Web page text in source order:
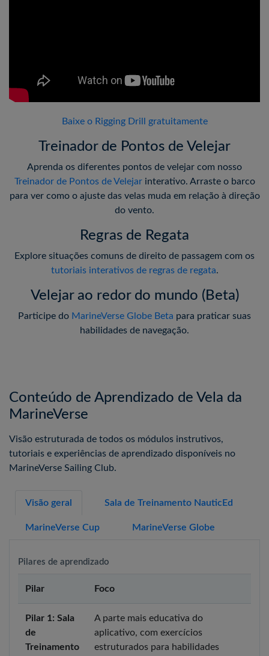
Baixe o Rigging Drill gratuitamente
Treinador de Pontos de Velejar
Aprenda os diferentes pontos de velejar com nosso
Treinador de Pontos de Velejarinterativo. Arraste o barco
para ver como o ajuste das velas muda em relação à direção
do vento.
Regras de Regata
Explore situações comuns de direito de passagem com os
tutoriais interativos de regras de regata.
Velejar ao redor do mundo (Beta)
Participe do MarineVerse Globe Beta para praticar suas
habilidades de navegação.
Conteúdo de Aprendizado de Vela da
MarineVerse
Visão estruturada de todos os módulos instrutivos,
tutoriais e experiências de aprendizado disponíveis no
MarineVerse Sailing Club.
Visão geral Sala de Treinamento NauticEd
MarineVerse Cup MarineVerse Globe
Pilares de aprendizado
Pilar Foco
Pilar 1: Sala
de
Treinamento
A parte mais educativa do
aplicativo, com exercícios
estruturados para habilidades